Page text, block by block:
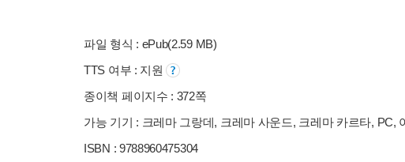
파일 형식 : ePub(2.59 MB)
TTS 여부 : 지원
종이책 페이지수 : 372쪽
가능 기기 : 크레마 그랑데, 크레마 사운드, 크레마 카르타, PC,
ISBN : 9788960475304